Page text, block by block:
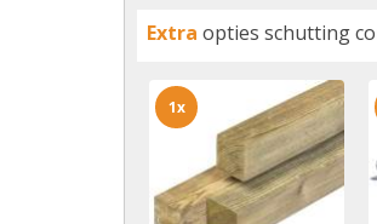
Extra opties schutting
1x